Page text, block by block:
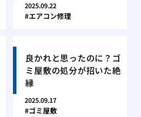
2025.09.22
エアコン修理
良かれと思ったのに？ゴ
ミ屋敷の処分が招いた絶
縁
2025.09.17
ゴミ屋敷